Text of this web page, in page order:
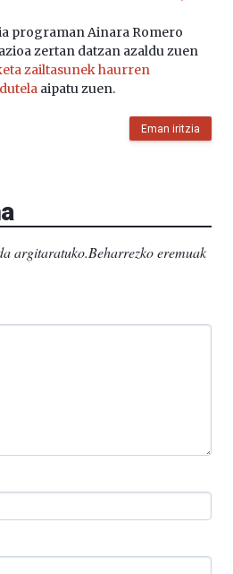
programan Ainara Romero
zertan datzan azaldu zuen
zailtasunek haurren
aipatu zuen.
Eman iritzia
argitaratuko.Beharrezko eremuak